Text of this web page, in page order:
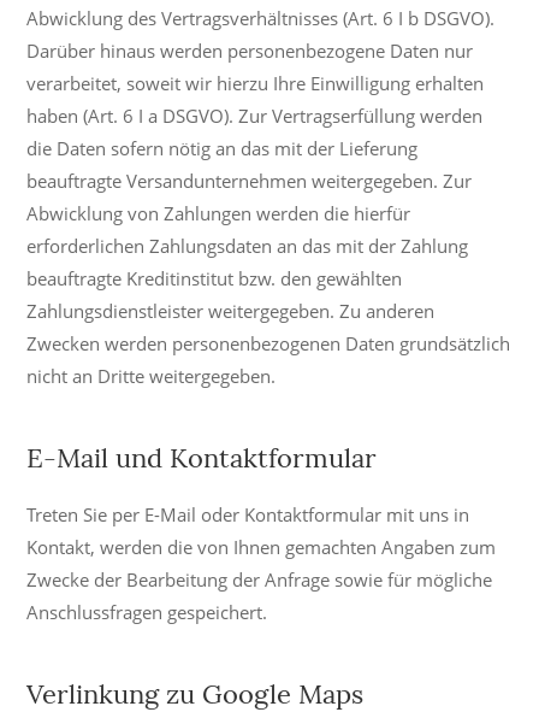
Abwicklung des Vertragsverhältnisses (Art. 6 I b DSGVO).
Darüber hinaus werden personenbezogene Daten nur
verarbeitet, soweit wir hierzu Ihre Einwilligung erhalten
haben (Art. 6 I a DSGVO). Zur Vertragserfüllung werden
die Daten sofern nötig an das mit der Lieferung
beauftragte Versandunternehmen weitergegeben. Zur
Abwicklung von Zahlungen werden die hierfür
erforderlichen Zahlungsdaten an das mit der Zahlung
beauftragte Kreditinstitut bzw. den gewählten
Zahlungsdienstleister weitergegeben. Zu anderen
Zwecken werden personenbezogenen Daten grundsätzlich
nicht an Dritte weitergegeben.
E-Mail und Kontaktformular
Treten Sie per E-Mail oder Kontaktformular mit uns in
Kontakt, werden die von Ihnen gemachten Angaben zum
Zwecke der Bearbeitung der Anfrage sowie für mögliche
Anschlussfragen gespeichert.
Verlinkung zu Google Maps